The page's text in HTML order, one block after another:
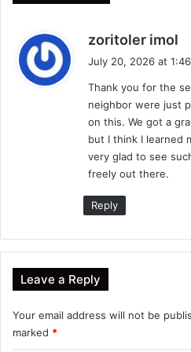
zoritoler imol
s
:
July 20, 2026 at
Thank you for the
neighbor were just
on this. We got a
but I think I learned
very glad to see
freely out there.
Reply
Leave a Reply
Your email address will not be
marked *